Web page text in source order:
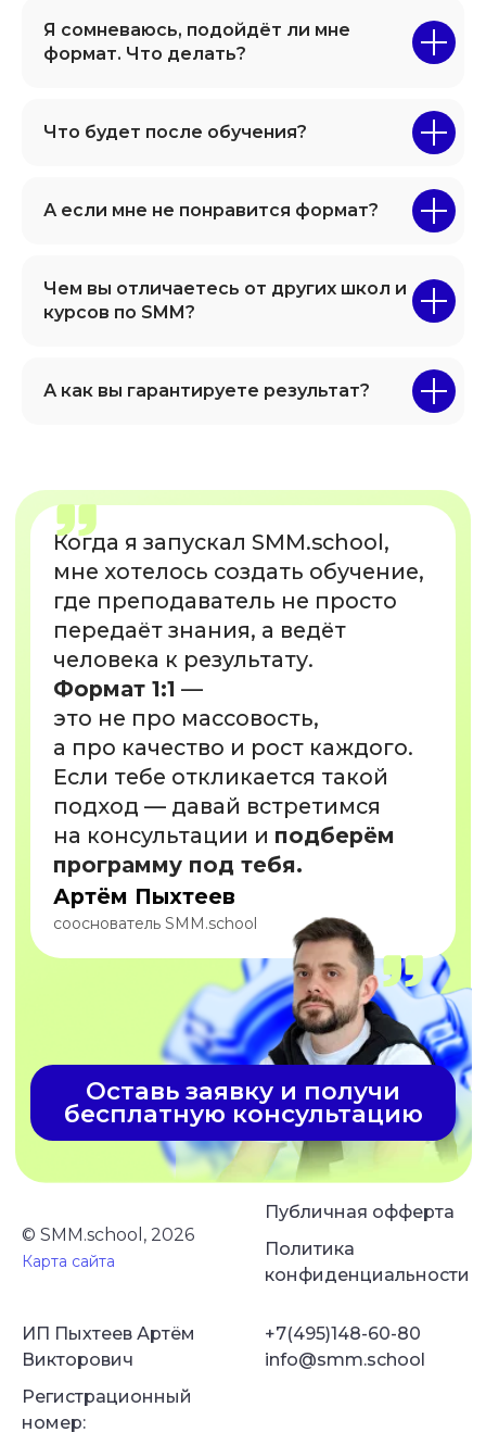
Я сомневаюсь, подойдёт ли мне
формат. Что делать?
Что будет после обучения?
А если мне не понравится формат?
Чем вы отличаетесь от других школ и
курсов по SMM?
А как вы гарантируете результат?
© SMM.school, 2026
Карта сайта
Публичная офферта
Политика
конфиденциальности
ИП Пыхтеев Артём
Викторович
Регистрационный
номер:
+7(495)148-60-80
info@smm.school